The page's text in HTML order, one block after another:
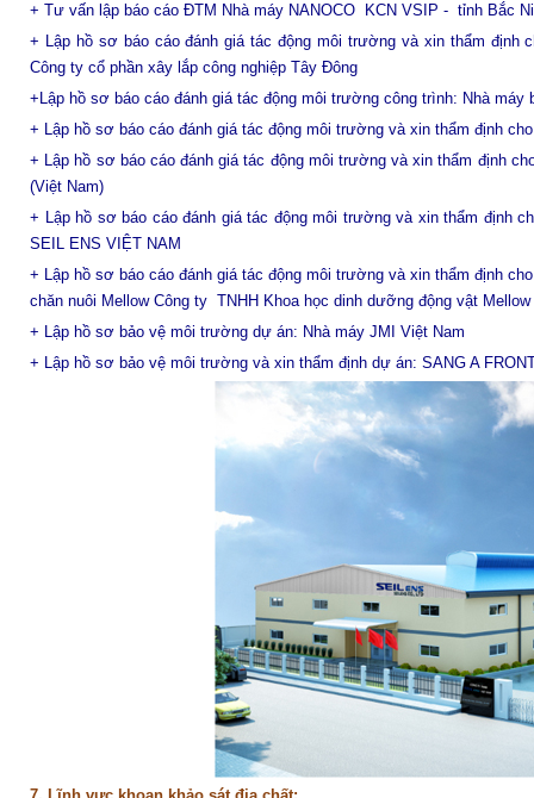
+ Tư vấn lập báo cáo ĐTM Nhà máy NANOCO KCN VSIP - tỉnh Bắc
+ Lập hồ sơ báo cáo đánh giá tác động môi trường và xin thẩm
Công ty cổ phần xây lắp công nghiệp Tây Đông
+Lập hồ sơ báo cáo đánh giá tác động môi trường công trình: Nhà máy
+ Lập hồ sơ báo cáo đánh giá tác động môi trường và xin thẩm định
+ Lập hồ sơ báo cáo đánh giá tác động môi trường và xin thẩm định
(Việt Nam)
+ Lập hồ sơ báo cáo đánh giá tác động môi trường và xin thẩm định
SEIL ENS VIỆT NAM
+ Lập hồ sơ báo cáo đánh giá tác động môi trường và xin thẩm định
chăn nuôi Mellow Công ty TNHH Khoa học dinh dưỡng động vật
+ Lập hồ sơ bảo vệ môi trường dự án: Nhà máy JMI Việt Nam
+ Lập hồ sơ bảo vệ môi trường và xin thẩm định dự án: SANG A